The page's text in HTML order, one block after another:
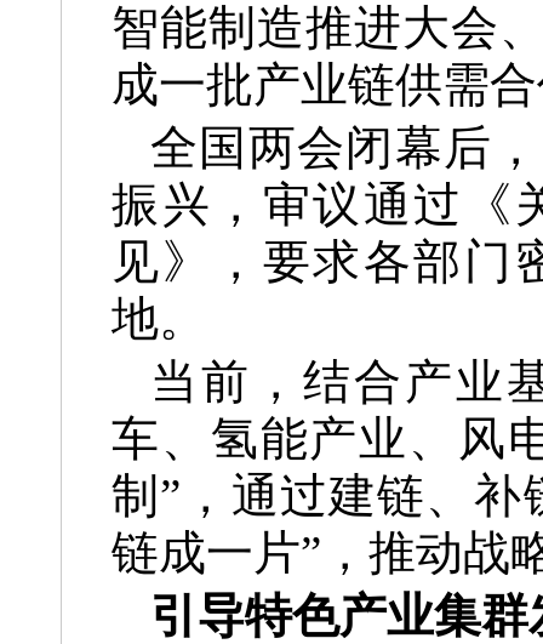
智能制造推进大会
成一批产业链供需
全国两会闭幕后
振兴，审议通过《
见》，要求各部门
地。
当前，结合产业
车、氢能产业、风
制”，通过建链、
链成一片”，推动战
引导特色产业集群